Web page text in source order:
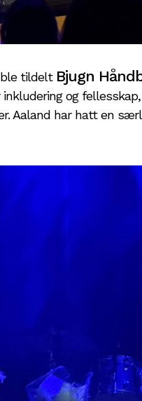
tildelt Bjugn
og
Aaland har hatt en